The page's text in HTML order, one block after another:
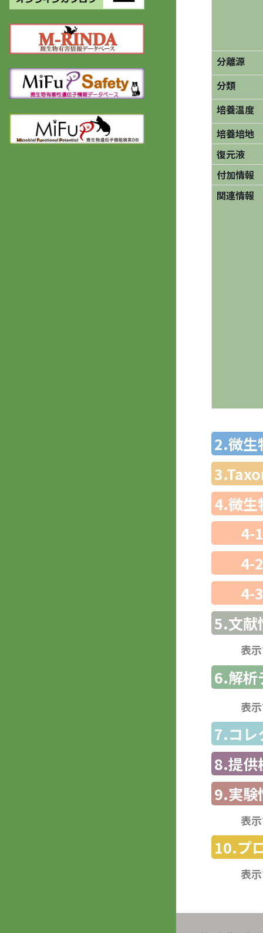
分離源
分類
培養温度
培養培地
復元液
付加情報
関連情報
2.微生
4.微生
4-
4-
4-
5.文献
表
6.解析
表
7.コレ
8.提供
9.実験
表
10.プ
表